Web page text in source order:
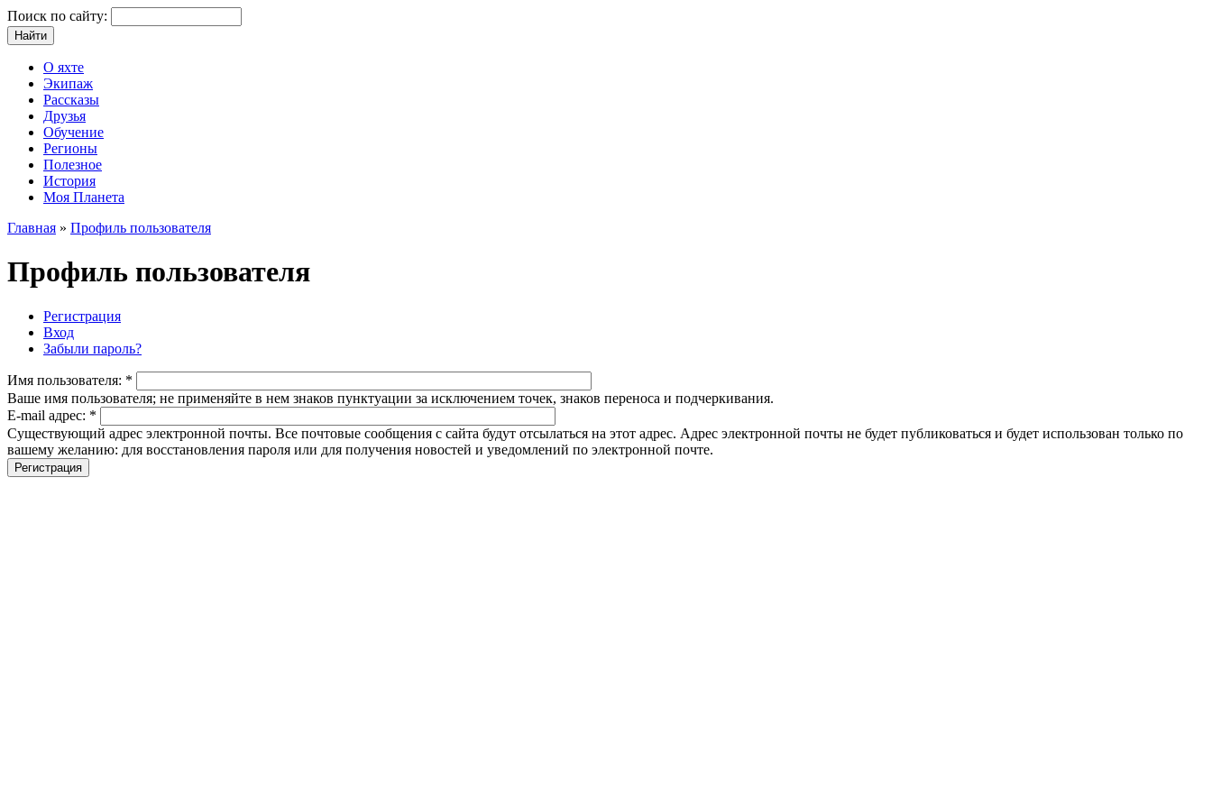
Поиск по сайту:
О яхте
Экипаж
Рассказы
Друзья
Обучение
Регионы
Полезное
История
Моя Планета
Главная » Профиль пользователя
Профиль пользователя
Регистрация
Вход
Забыли пароль?
Имя пользователя: *
Ваше имя пользователя; не применяйте в нем знаков пунктуации за исключением точек, знаков переноса и подчеркивания.
E-mail адрес: *
Существующий адрес электронной почты. Все почтовые сообщения с сайта будут отсылаться на этот адрес. Адрес электронной почты не будет публиковаться и будет использован только по
вашему желанию: для восстановления пароля или для получения новостей и уведомлений по электронной почте.